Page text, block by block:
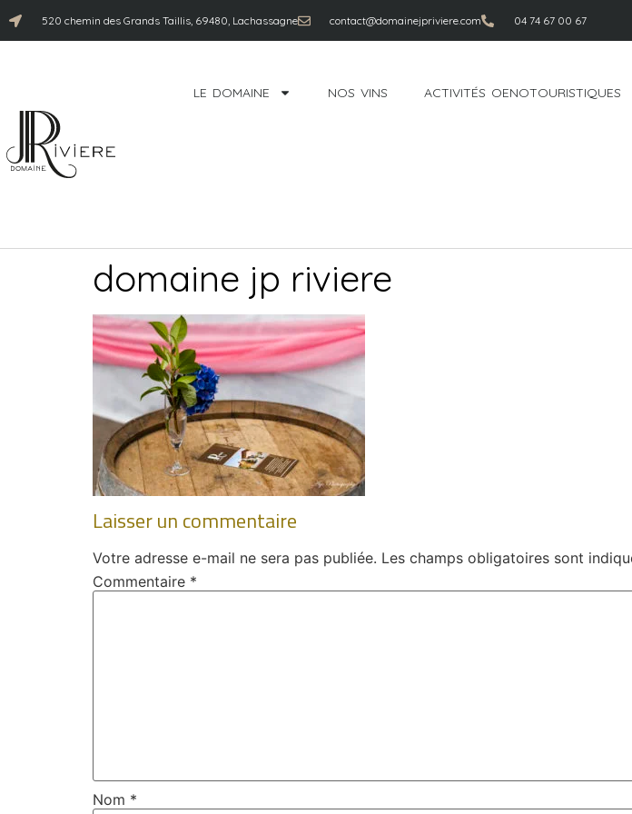
520 chemin des Grands Taillis, 69480, Lachassagne contact@domainejpriviere.com 04 74 67 00 67
LE DOMAINE NOS VINS ACTIVITÉS OENOTOURISTIQUES
domaine jp riviere
Laisser un commentaire
Votre adresse e-mail ne sera pas publiée. Les champs obligatoires sont
Commentaire *
Nom *